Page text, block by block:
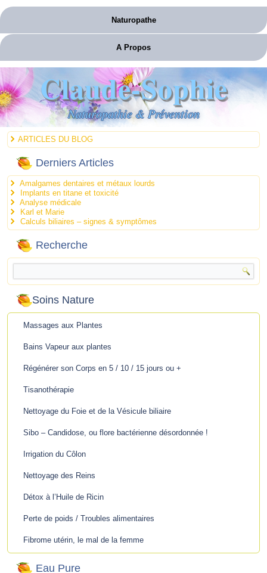
Naturopathe
A Propos
Claude-Sophie
Naturopathie & Prévention
ARTICLES DU BLOG
Derniers Articles
Amalgames dentaires et métaux lourds
Implants en titane et toxicité
Analyse médicale
Karl et Marie
Calculs biliaires – signes & symptômes
Recherche
Soins Nature
Massages aux Plantes
Bains Vapeur aux plantes
Régénérer son Corps en 5 / 10 / 15 jours ou +
Tisanothérapie
Nettoyage du Foie et de la Vésicule biliaire
Sibo – Candidose, ou flore bactérienne désordonnée !
Irrigation du Côlon
Nettoyage des Reins
Détox à l’Huile de Ricin
Perte de poids / Troubles alimentaires
Fibrome utérin, le mal de la femme
Eau Pure